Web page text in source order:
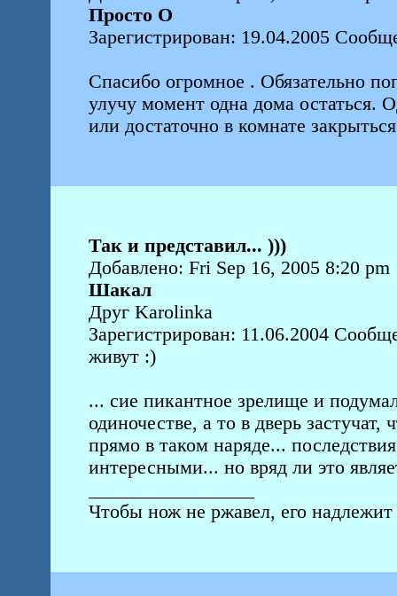
Просто О
Зарегистрирован: 19.04.2005
Спасибо огромное . Обязательно
улучу момент одна дома остаться.
или достаточно в комнате
Так и представил... )))
Добавлено: Fri Sep 16, 2005 8:20 pm
Шакал
Друг Karolinka
Зарегистрирован: 11.06.2004
живут :)
... сие пикантное зрелище и
одиночестве, а то в дверь
прямо в таком наряде...
интересными... но вряд ли это
Чтобы нож не ржавел, его